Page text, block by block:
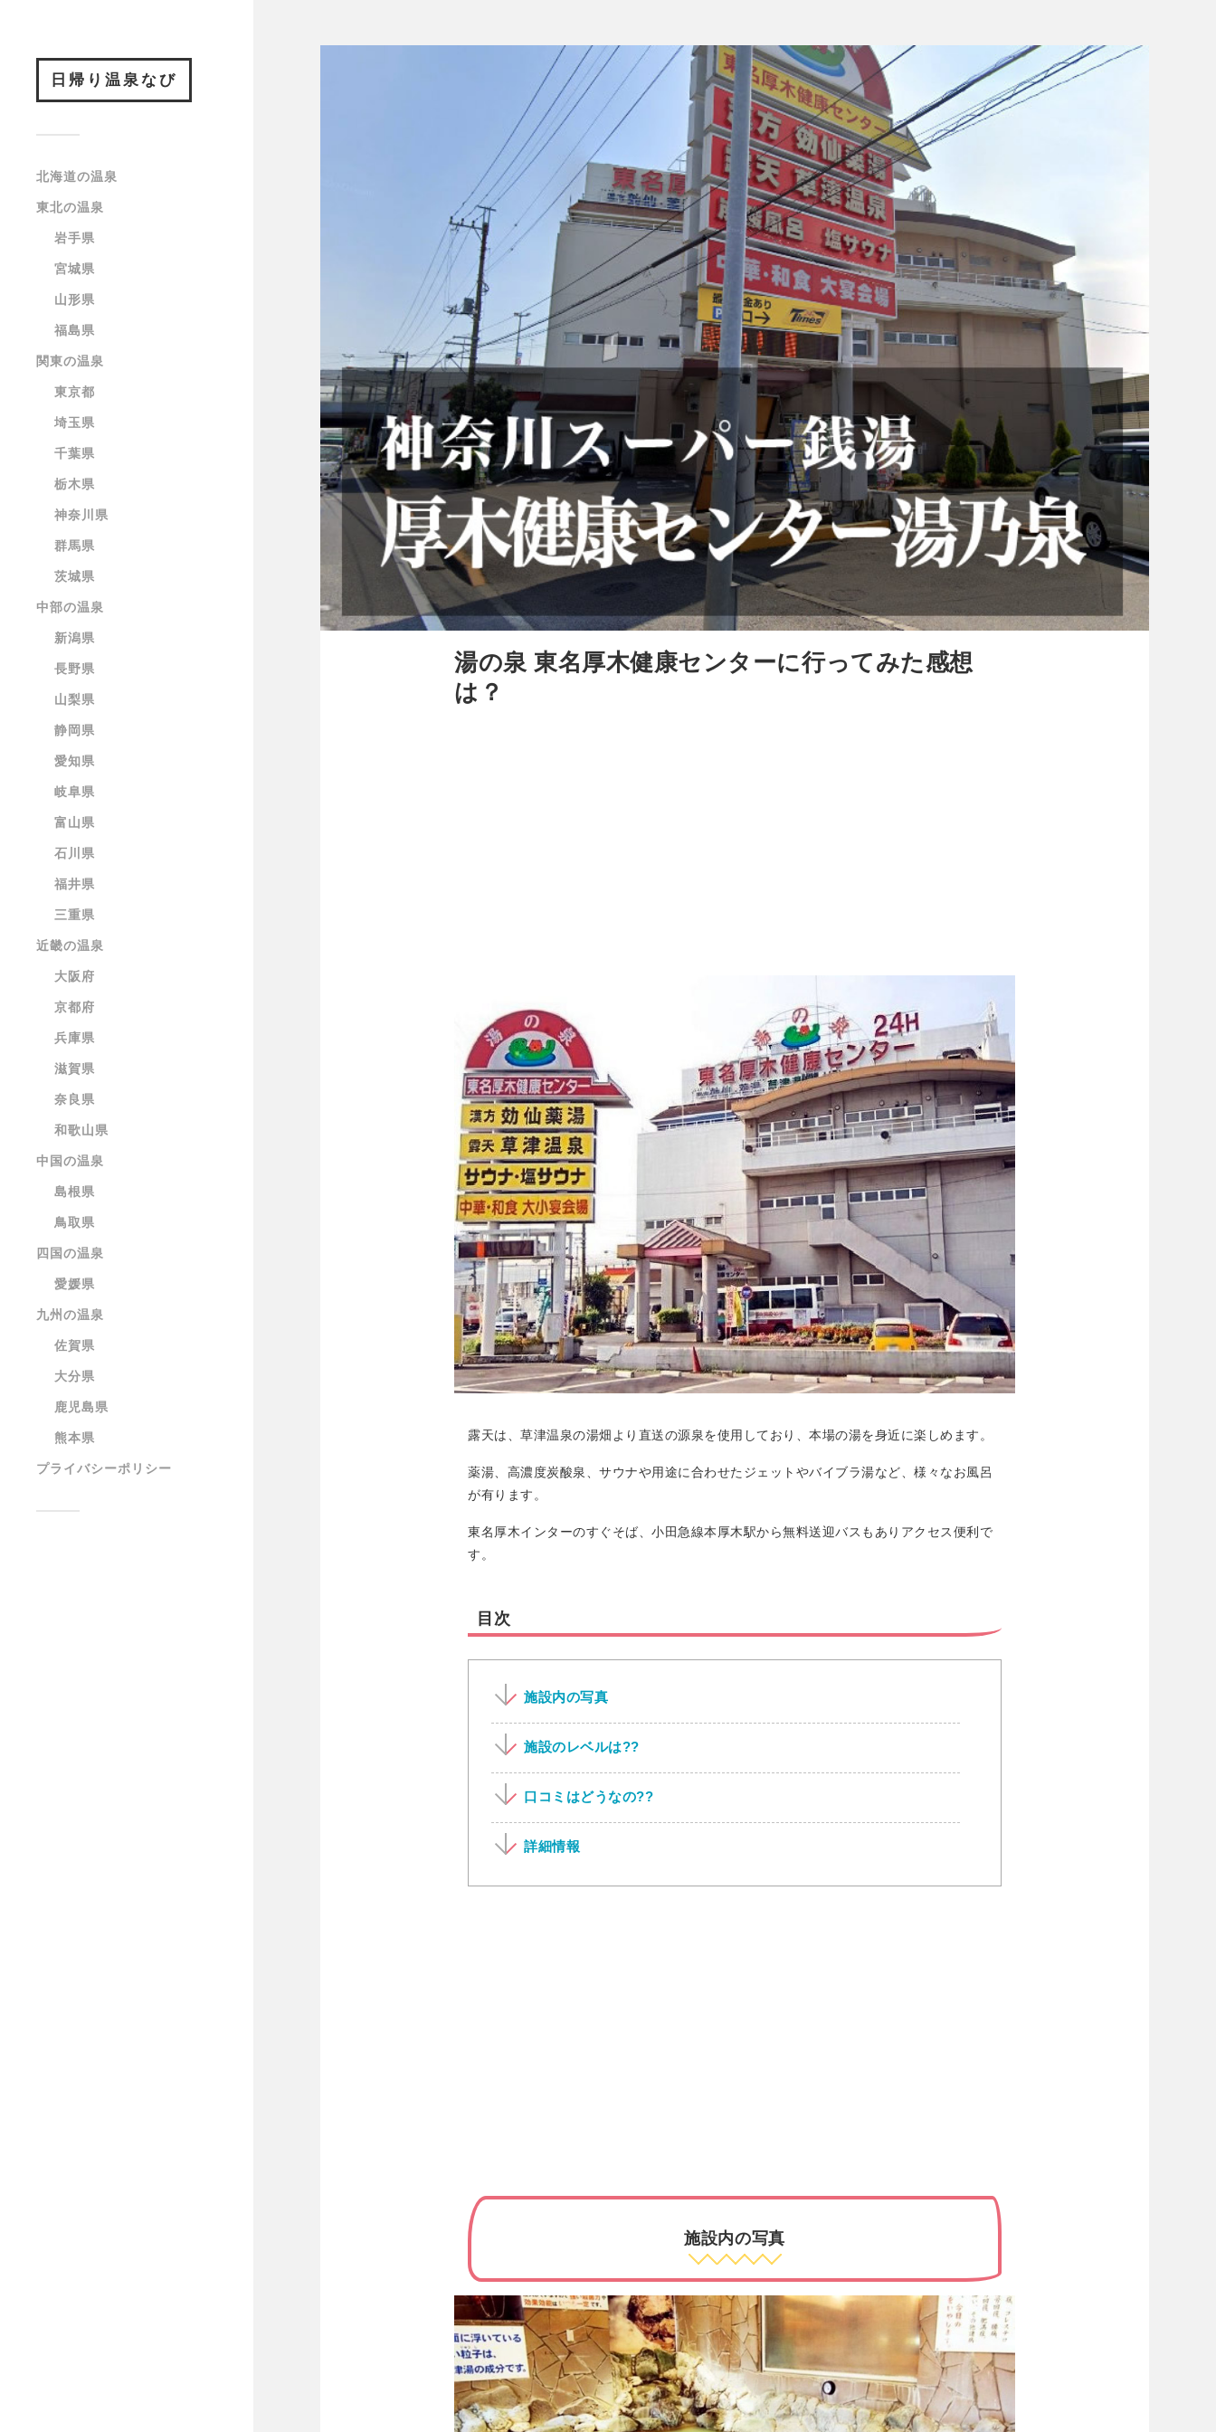
日帰り温泉なび
北海道の温泉
東北の温泉
岩手県
宮城県
山形県
福島県
関東の温泉
東京都
埼玉県
千葉県
栃木県
神奈川県
群馬県
茨城県
中部の温泉
新潟県
長野県
山梨県
静岡県
愛知県
岐阜県
富山県
石川県
福井県
三重県
近畿の温泉
大阪府
京都府
兵庫県
滋賀県
奈良県
和歌山県
中国の温泉
島根県
鳥取県
四国の温泉
愛媛県
九州の温泉
佐賀県
大分県
鹿児島県
熊本県
プライバシーポリシー
湯の泉 東名厚木健康センターに行ってみた感想
は？
露天は、草津温泉の湯畑より直送の源泉を使用しており、本場の湯を身近に楽しめます。
薬湯、高濃度炭酸泉、サウナや用途に合わせたジェットやバイブラ湯など、様々なお風呂
が有ります。
東名厚木インターのすぐそば、小田急線本厚木駅から無料送迎バスもありアクセス便利で
す。
目次
施設内の写真
施設のレベルは??
口コミはどうなの??
詳細情報
施設内の写真